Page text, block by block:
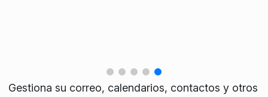
Gestiona su correo, calendarios, contactos y otros